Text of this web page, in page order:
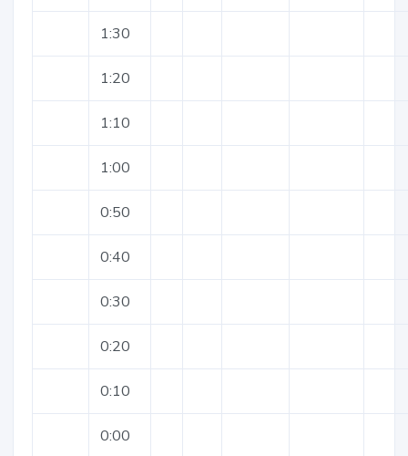
1:30
1:20
1:10
1:00
0:50
0:40
0:30
0:20
0:10
0:00